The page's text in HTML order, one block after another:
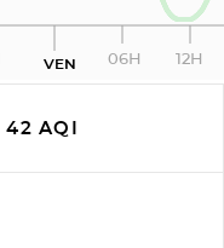
VEN 06H 12H
42 AQI